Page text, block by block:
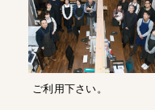
ご利用下さい。